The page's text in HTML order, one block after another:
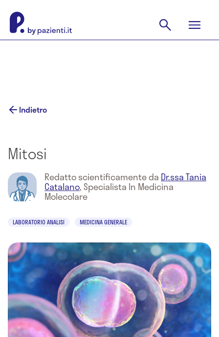
Indietro
Mitosi
Redatto scientificamente da Dr.ssa Tania
Catalano, Specialista In Medicina
Molecolare
LABORATORIO ANALISI MEDICINA GENERALE